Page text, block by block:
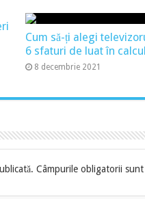
Cum să-ți alegi
6 sfaturi de luat în calcul
8 decembrie 2021
Câmpurile obligatorii sunt